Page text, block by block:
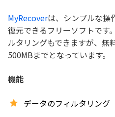
MyRecoverは、シンプルな操
復元できるフリーソフトです
ルタリングもできますが、無
500MBまでとなっています。
機能
データのフィルタリング